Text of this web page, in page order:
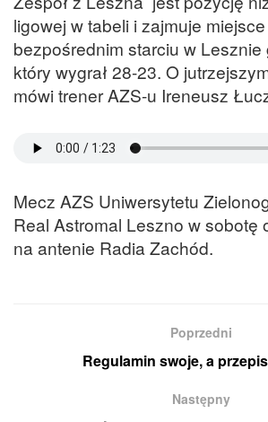
ligowej w tabeli i zajmuje
bezpośrednim starciu w Lesznie
który wygrał 28-23. O
mówi trener AZS-u Ireneusz
Mecz AZS Uniwersytetu
Real Astromal Leszno w sobotę
na antenie Radia Zachód.
Poprzedni
Regulamin swoje, a
Następny